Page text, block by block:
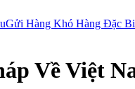
Gửi Hàng Khó Hàng Đặc
Về Việt